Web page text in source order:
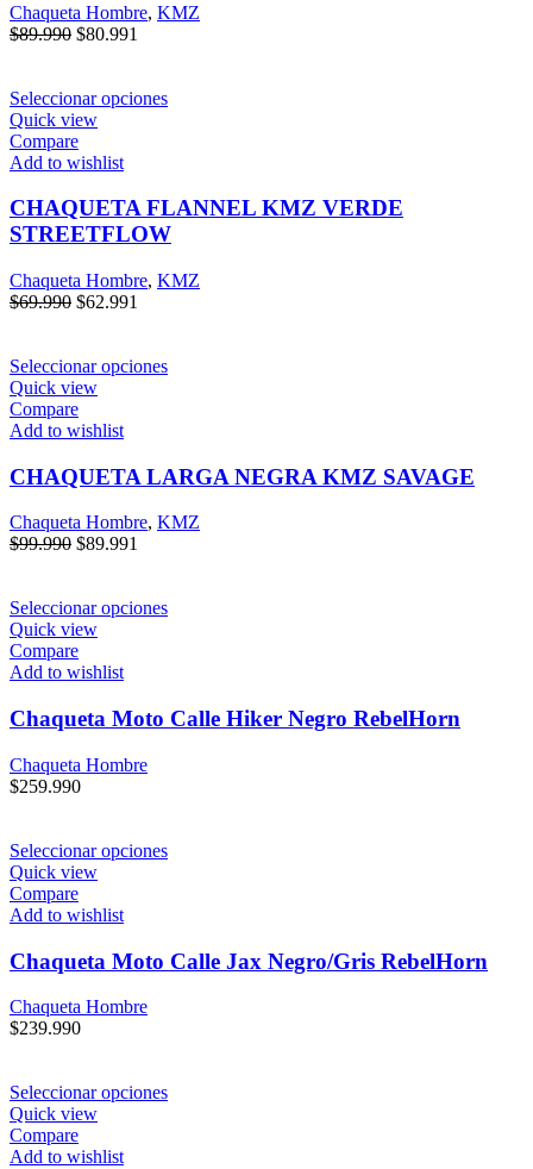
Chaqueta Hombre, KMZ
$89.990 $80.991
Seleccionar opciones
Quick view
Compare
Add to wishlist
CHAQUETA FLANNEL KMZ VERDE
STREETFLOW
Chaqueta Hombre, KMZ
$69.990 $62.991
Seleccionar opciones
Quick view
Compare
Add to wishlist
CHAQUETA LARGA NEGRA KMZ SAVAGE
Chaqueta Hombre, KMZ
$99.990 $89.991
Seleccionar opciones
Quick view
Compare
Add to wishlist
Chaqueta Moto Calle Hiker Negro RebelHorn
Chaqueta Hombre
$259.990
Seleccionar opciones
Quick view
Compare
Add to wishlist
Chaqueta Moto Calle Jax Negro/Gris RebelHorn
Chaqueta Hombre
$239.990
Seleccionar opciones
Quick view
Compare
Add to wishlist